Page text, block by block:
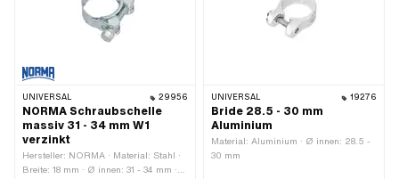
UNIVERSAL 29956
NORMA Schraubschelle
massiv 31 - 34 mm W1
verzinkt
Hersteller: NORMA · Material: Stahl ·
Breite: 18 mm · Ø innen: 31 - 34 mm ·
UNIVERSAL 19276
Bride 28.5 - 30 mm
Aluminium
Material: Aluminium · Ø innen: 28.5 -
30 mm